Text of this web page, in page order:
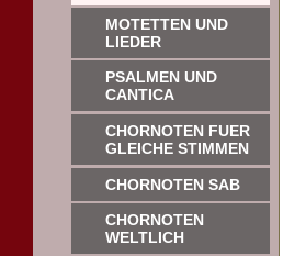
MOTETTEN UND
LIEDER
PSALMEN UND
CANTICA
CHORNOTEN FUER
GLEICHE STIMMEN
CHORNOTEN SAB
CHORNOTEN
WELTLICH